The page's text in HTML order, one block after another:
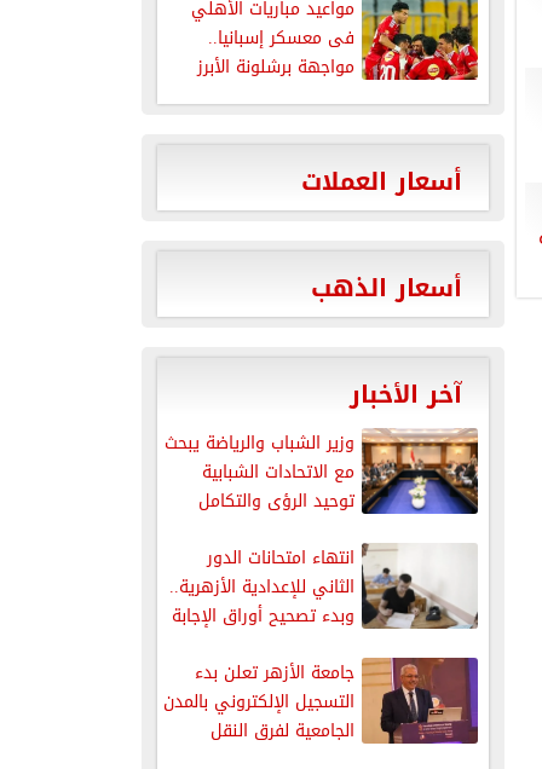
مواعيد مباريات الأهلي
فى معسكر إسبانيا..
مواجهة برشلونة الأبرز
أسعار العملات
أسعار الذهب
آخر الأخبار
وزير الشباب والرياضة يبحث
مع الاتحادات الشبابية
توحيد الرؤى والتكامل
انتهاء امتحانات الدور
الثاني للإعدادية الأزهرية..
وبدء تصحيح أوراق الإجابة
جامعة الأزهر تعلن بدء
التسجيل الإلكتروني بالمدن
الجامعية لفرق النقل